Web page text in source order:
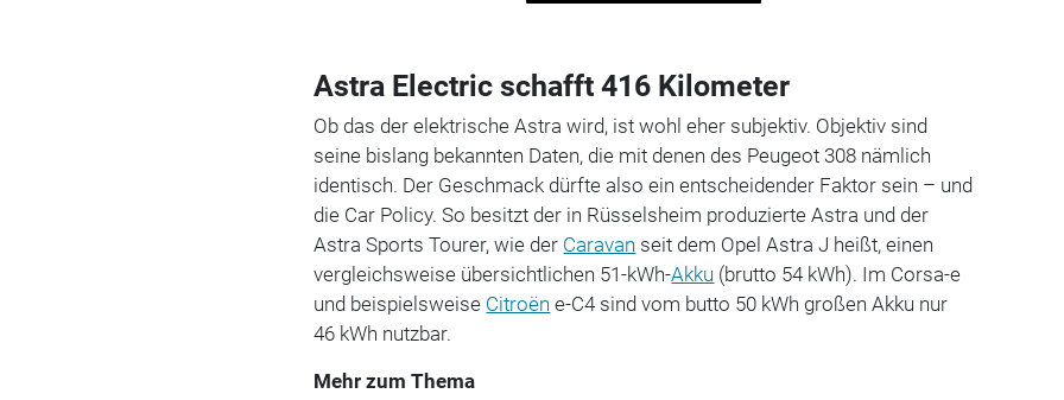
Astra Electric schafft 416 Kilometer
Ob das der elektrische Astra wird, ist wohl eher subjektiv. Objektiv sind
seine bislang bekannten Daten, die mit denen des Peugeot 308 nämlich
identisch. Der Geschmack dürfte also ein entscheidender Faktor sein – und
die Car Policy. So besitzt der in Rüsselsheim produzierte Astra und der
Astra Sports Tourer, wie der Caravan seit dem Opel Astra J heißt, einen
vergleichsweise übersichtlichen 51-kWh-Akku (brutto 54 kWh). Im Corsa-e
und beispielsweise Citroën e-C4 sind vom butto 50 kWh großen Akku nur
46 kWh nutzbar.
Mehr zum Thema